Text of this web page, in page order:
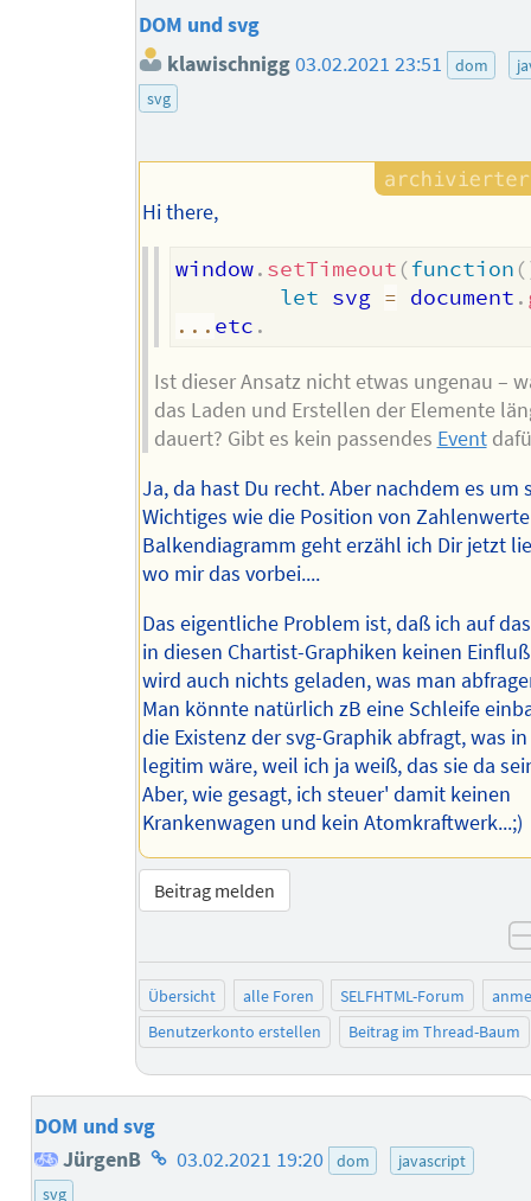
DOM und svg
klawischnigg03.02.2021 23:51 dom
svg
Hi there,
window. setTimeout (function (
let svg = document .
... etc .
Ist dieser Ansatz nicht etwas ungenau –
das Laden und Erstellen der Elemente
dauert? Gibt es kein passendes Event
Ja, da hast Du recht. Aber nachdem es um
Wichtiges wie die Position von
Balkendiagramm geht erzähl ich Dir jetzt
wo mir das vorbei....
Das eigentliche Problem ist, daß ich auf
in diesen Chartist-Graphiken keinen
wird auch nichts geladen, was man
Man könnte natürlich zB eine Schleife
die Existenz der svg-Graphik abfragt, was
legitim wäre, weil ich ja weiß, das sie da
Aber, wie gesagt, ich steuer' damit keinen
Krankenwagen und kein Atomkraftwerk...;)
Beitrag melden
Übersicht alle Foren SELFHTML-Forum
Benutzerkonto erstellen
Beitrag im Thread-Baum
DOM und svg
JürgenB Homepage
03.02.2021 19:20 dom
javascript
svg